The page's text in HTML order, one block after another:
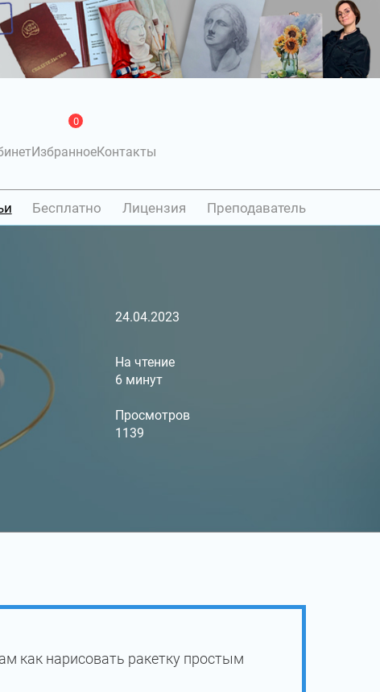
Избранное
0
Контакты
Бесплатно Лицензия Преподаватель
24.04.2023
На чтение
6 минут
Просмотров
1139
как нарисовать ракетку простым